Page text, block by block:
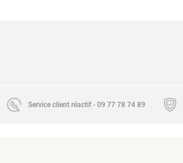
Service client réactif - 09 77 78 74 89